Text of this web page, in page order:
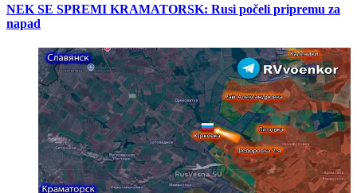
NEK SE SPREMI KRAMATORSK: Rusi počeli pripremu za
napad